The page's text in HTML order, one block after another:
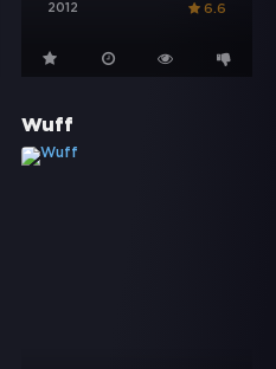
2012 6.6
Wuff